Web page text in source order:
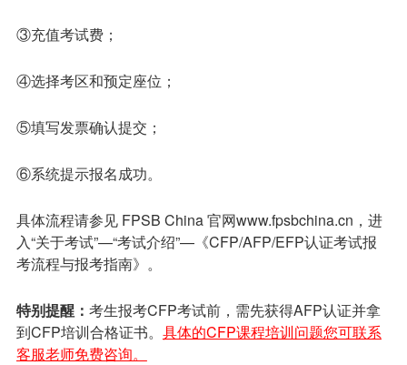
③充值考试费；
④选择考区和预定座位；
⑤填写发票确认提交；
⑥系统提示报名成功。
具体流程请参见 FPSB China 官网www.fpsbchina.cn，进
入“关于考试”—“考试介绍”—《CFP/AFP/EFP认证考试报
考流程与报考指南》。
特别提醒： 考生报考CFP考试前，需先获得AFP认证并拿
到CFP培训合格证书。 具体的CFP课程培训问题您可联系
客服老师免费咨询。